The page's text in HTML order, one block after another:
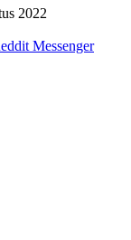
2022
Messenger